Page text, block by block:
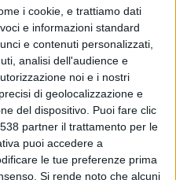
i cookie, e trattiamo dati
e informazioni standard
e contenuti personalizzati,
analisi dell'audience e
noi e i nostri
di geolocalizzazione e
del dispositivo. Puoi fare clic
partner il trattamento per le
puoi accedere a
le tue preferenze prima
Si rende noto che alcuni
va subito messo a
una semplice
a chi si trova in difficoltà
di pubblica utilità per la
cartelle esattoriali e altre